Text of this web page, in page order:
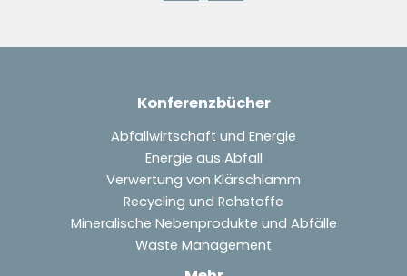
Konferenzbücher
Abfallwirtschaft und Energie
Energie aus Abfall
Verwertung von Klärschlamm
Recycling und Rohstoffe
Mineralische Nebenprodukte und Abfälle
Waste Management